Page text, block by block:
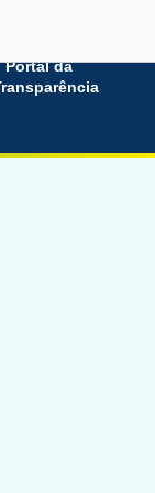
Portal da